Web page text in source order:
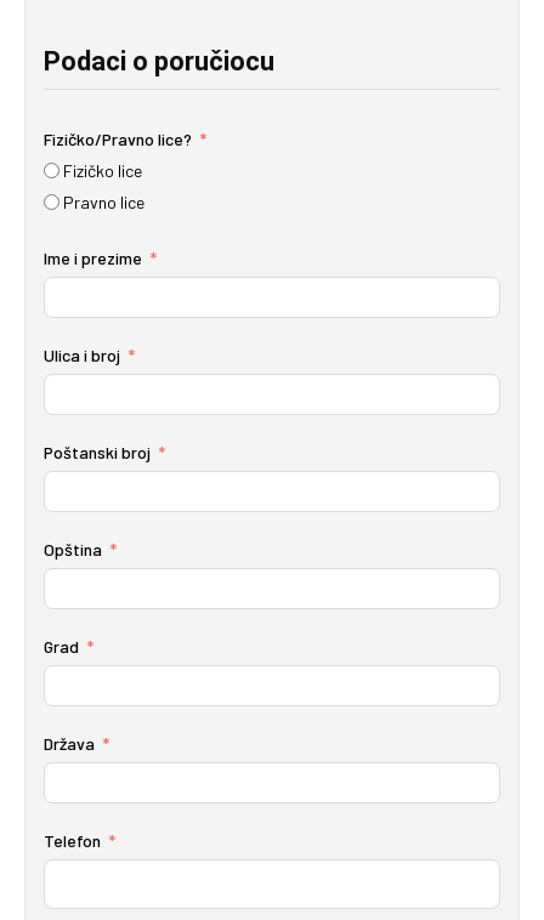
Podaci o poručiocu
Fizičko/Pravno lice?
Fizičko lice
Pravno lice
Ime i prezime
Ulica i broj
Poštanski broj
Opština
Grad
Država
Telefon